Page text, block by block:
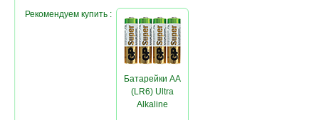
Рекомендуем купить :
Батарейки AA
(LR6) Ultra
Alkaline